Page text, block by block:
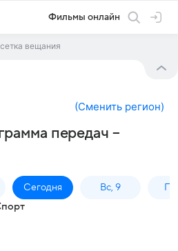
Фильмы онлайн
вещания
(Сменить регион)
передач –
Сегодня Вс, 9